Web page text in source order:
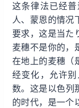
这条律法已经
人、蒙恩的情况
要求，这是当た
麦穗不是你的，
在地上的麦穗（
经变化，允许
数。这是以色列
的时代，是一个